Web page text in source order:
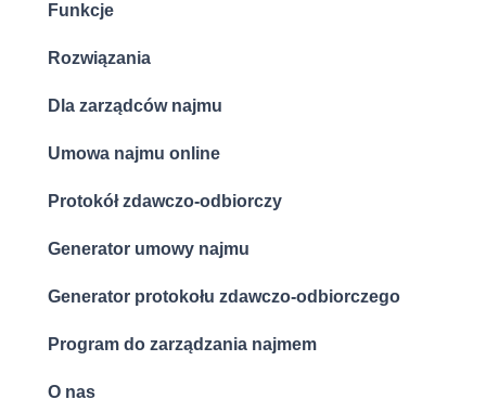
Funkcje
Rozwiązania
Dla zarządców najmu
Umowa najmu online
Protokół zdawczo-odbiorczy
Generator umowy najmu
Generator protokołu zdawczo-odbiorczego
Program do zarządzania najmem
O nas